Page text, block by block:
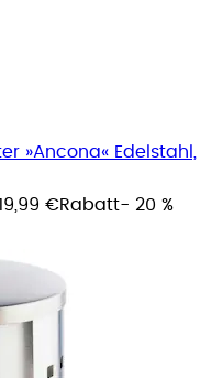
»Ancona« Edelstahl,
€Rabatt- 20 %